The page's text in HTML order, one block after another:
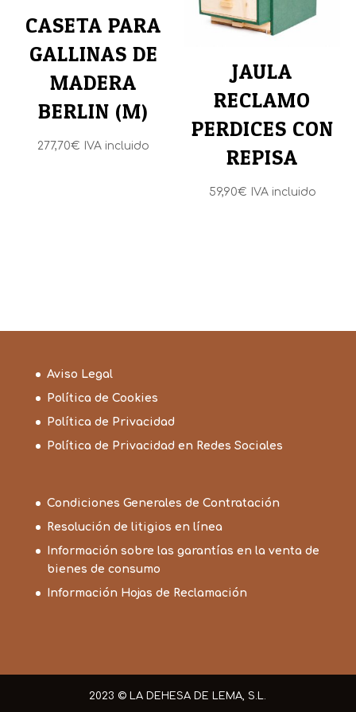
CASETA PARA
GALLINAS DE
MADERA
BERLIN (M)
277,70€ IVA incluido
JAULA
RECLAMO
PERDICES CON
REPISA
59,90€ IVA incluido
Aviso Legal
Política de Cookies
Política de Privacidad
Política de Privacidad en Redes Sociales
Condiciones Generales de Contratación
Resolución de litigios en línea
Información sobre las garantías en la venta de
bienes de consumo
Información Hojas de Reclamación
2023 © LA DEHESA DE LEMA, S.L.